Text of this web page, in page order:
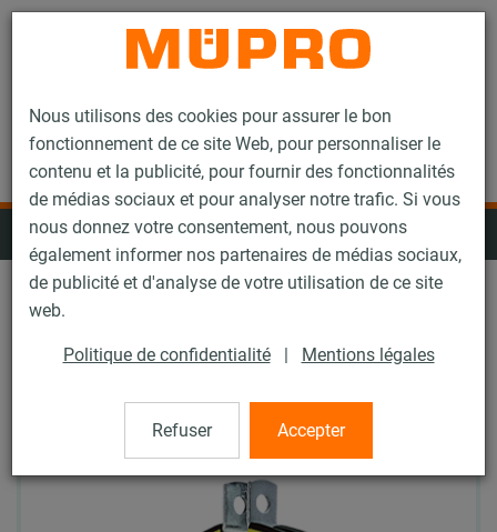
Nous utilisons des cookies pour assurer le bon
fonctionnement de ce site Web, pour personnaliser le
contenu et la publicité, pour fournir des fonctionnalités
de médias sociaux et pour analyser notre trafic. Si vous
nous donnez votre consentement, nous pouvons
également informer nos partenaires de médias sociaux,
de publicité et d'analyse de votre utilisation de ce site
web.
Politique de confidentialité | Mentions légales
Refuser Accepter
Contact
Colliers pour la fixation de gaines
Garniture isophonique: Tous